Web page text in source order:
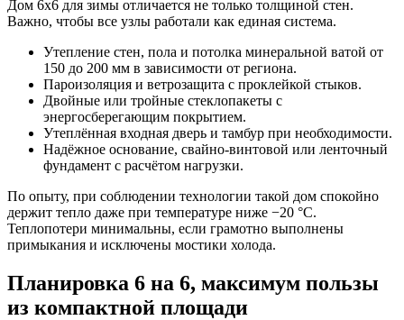
Дом 6х6 для зимы отличается не только толщиной стен.
Важно, чтобы все узлы работали как единая система.
Утепление стен, пола и потолка минеральной ватой от
150 до 200 мм в зависимости от региона.
Пароизоляция и ветрозащита с проклейкой стыков.
Двойные или тройные стеклопакеты с
энергосберегающим покрытием.
Утеплённая входная дверь и тамбур при необходимости.
Надёжное основание, свайно-винтовой или ленточный
фундамент с расчётом нагрузки.
По опыту, при соблюдении технологии такой дом спокойно
держит тепло даже при температуре ниже −20 °C.
Теплопотери минимальны, если грамотно выполнены
примыкания и исключены мостики холода.
Планировка 6 на 6, максимум пользы
из компактной площади